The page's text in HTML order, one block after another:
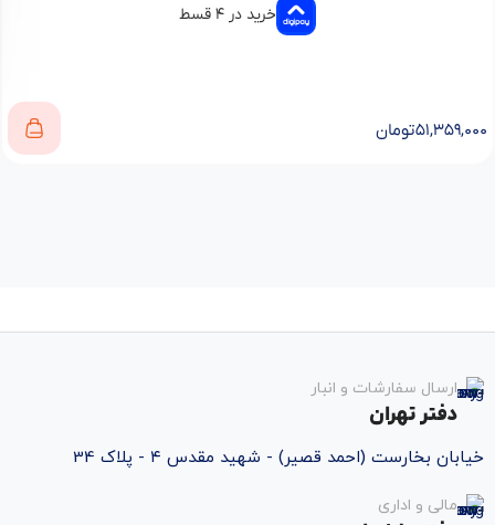
خرید در ۴ قسط
۵۱,۳۵۹,۰۰۰تومان
ارسال سفارشات و انبار
دفتر تهران
خیابان بخارست (احمد قصیر) - شهید مقدس ۴ - پلاک 34
مالی و اداری